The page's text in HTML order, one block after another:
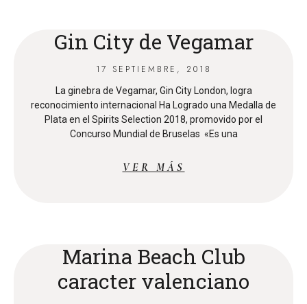
Gin City de Vegamar
17 SEPTIEMBRE, 2018
La ginebra de Vegamar, Gin City London, logra
reconocimiento internacional Ha Logrado una Medalla de
Plata en el Spirits Selection 2018, promovido por el
Concurso Mundial de Bruselas «Es una
VER MÁS
Marina Beach Club
caracter valenciano